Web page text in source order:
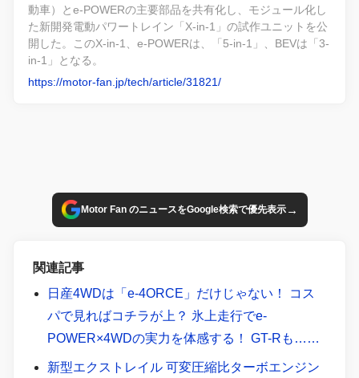
動車）とe-POWERの主要部品を共有化し、モジュール化し
た新開発電動パワートレイン「X-in-1」の試作ユニットを公
開した。このX-in-1、e-POWERは、「5-in-1」、BEVは「3-
in-1」となる。
https://motor-fan.jp/tech/article/31821/
Motor Fan のニュースをGoogle検索で優先表示→
関連記事
日産4WDは「e-4ORCE」だけじゃない！ コス
パで見ればコチラが上？ 氷上走行でe-
POWER×4WDの実力を体感する！ GT-Rも……
新型エクストレイル 可変圧縮比ターボエンジン